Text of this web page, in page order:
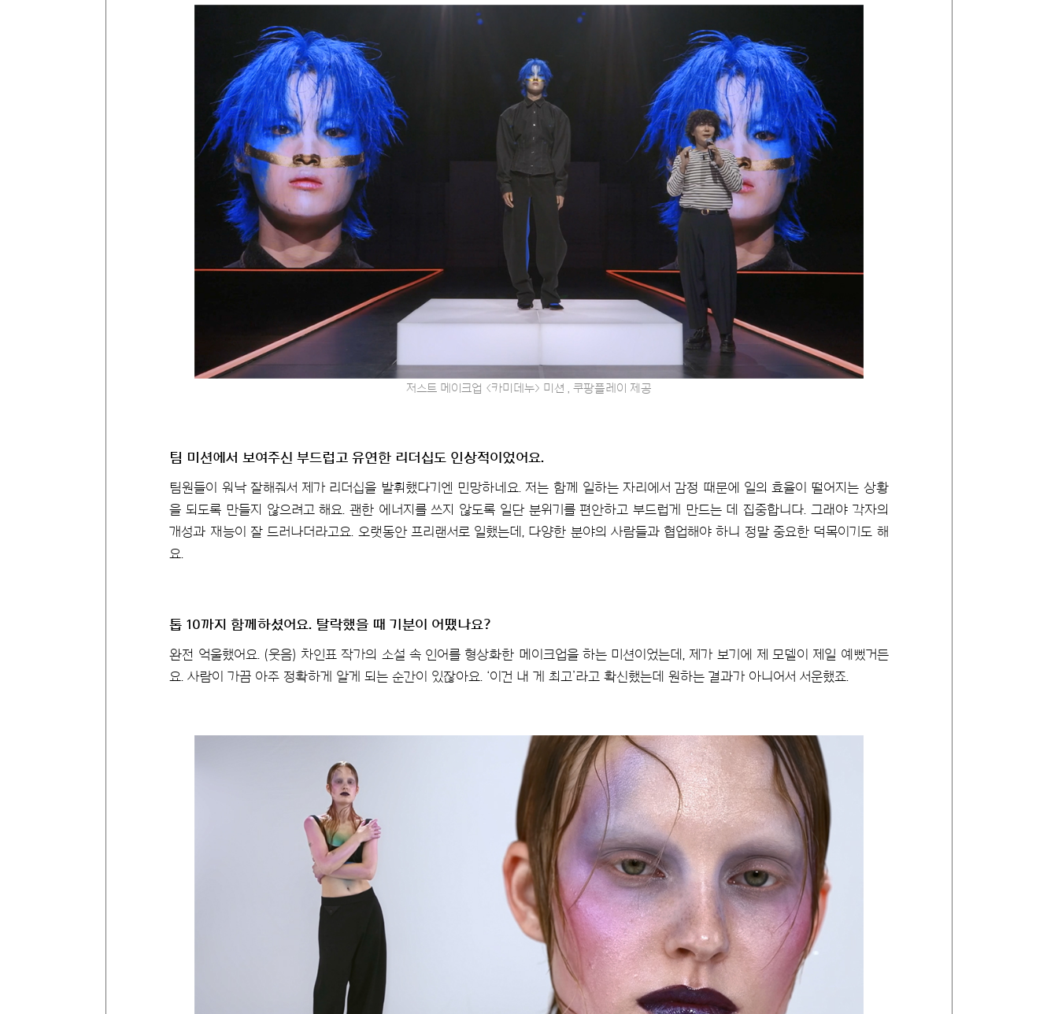
저스트 메이크업 <카미데누> 미션 , 쿠팡플레이 제공
팀 미션에서 보여주신 부드럽고 유연한 리더십도 인상적이었어요.
팀원들이 워낙 잘해줘서 제가 리더십을 발휘했다기엔 민망하네요. 저는 함께 일하는 자리에서 감정 때문에 일의 효율이 떨어지는 상황
을 되도록 만들지 않으려고 해요. 괜한 에너지를 쓰지 않도록 일단 분위기를 편안하고 부드럽게 만드는 데 집중합니다. 그래야 각자의
개성과 재능이 잘 드러나더라고요. 오랫동안 프리랜서로 일했는데, 다양한 분야의 사람들과 협업해야 하니 정말 중요한 덕목이기도 해
요.
톱 10까지 함께하셨어요. 탈락했을 때 기분이 어땠나요?
완전 억울했어요. (웃음) 차인표 작가의 소설 속 인어를 형상화한 메이크업을 하는 미션이었는데, 제가 보기에 제 모델이 제일 예뻤거든
요. 사람이 가끔 아주 정확하게 알게 되는 순간이 있잖아요. ‘이건 내 게 최고’라고 확신했는데 원하는 결과가 아니어서 서운했죠.